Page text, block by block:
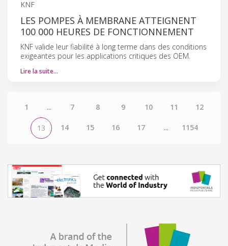
KNF
LES POMPES À MEMBRANE ATTEIGNENT
100 000 HEURES DE FONCTIONNEMENT
KNF valide leur fiabilité à long terme dans des conditions
exigeantes pour les applications critiques des OEM.
Lire la suite…
1 ... 7 8 9 10 11 12
13 14 15 16 17 ... 1154